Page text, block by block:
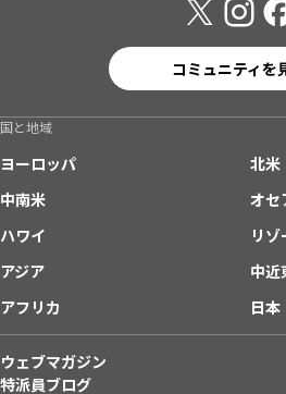
コミュニティを
国と地域
ヨーロッパ
北米
中南米
オセ
ハワイ
リゾ
アジア
中近
アフリカ
日本
ウェブマガジン
特派員ブログ